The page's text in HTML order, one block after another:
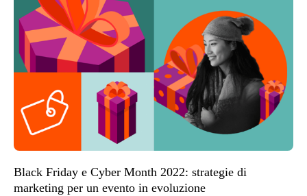
Black Friday e Cyber Month 2022: strategie di
marketing per un evento in evoluzione